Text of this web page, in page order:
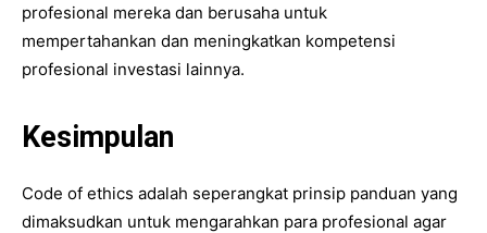
profesional mereka dan berusaha untuk
mempertahankan dan meningkatkan kompetensi
profesional investasi lainnya.
Kesimpulan
Code of ethics adalah seperangkat prinsip panduan yang
dimaksudkan untuk mengarahkan para profesional agar